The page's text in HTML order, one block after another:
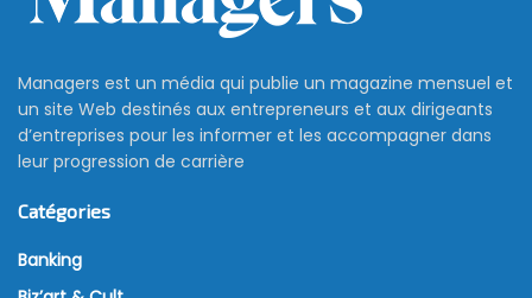
Managers est un média qui publie un magazine mensuel et
un site Web destinés aux entrepreneurs et aux dirigeants
d’entreprises pour les informer et les accompagner dans
leur progression de carrière
Catégories
Banking